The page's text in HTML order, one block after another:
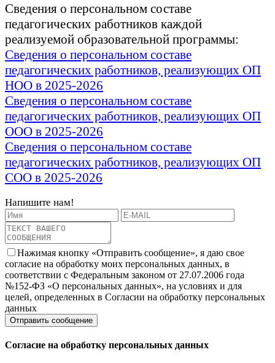
Сведения о персональном составе
педагогических работников каждой
реализуемой образовательной программы:
Сведения о персональном составе
педагогических работников, реализующих ОП
НОО в 2025-2026
Сведения о персональном составе
педагогических работников, реализующих ОП
ООО в 2025-2026
Сведения о персональном составе
педагогических работников, реализующих ОП
СОО в 2025-2026
Напишите нам!
Нажимая кнопку «Отправить сообщение», я даю свое
согласие на обработку моих персональных данных, в
соответствии с Федеральным законом от 27.07.2006 года
№152-ФЗ «О персональных данных», на условиях и для
целей, определенных в Согласии на обработку персональных
данных
Согласие на обработку персональных данных